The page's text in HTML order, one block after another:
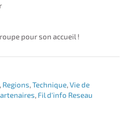
pour son accueil !
Regions Technique Vie de
Fil d'info Reseau